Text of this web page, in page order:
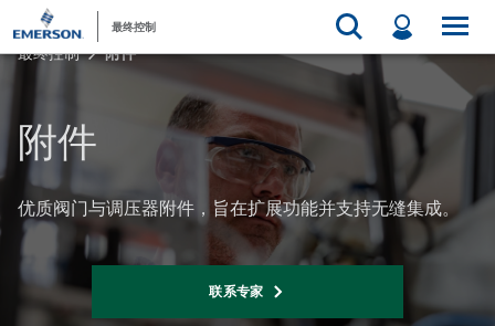
最终控制
最终控制 附件
附件
优质阀门与调压器附件，旨在扩展功能并支持无缝集成。
联系专家